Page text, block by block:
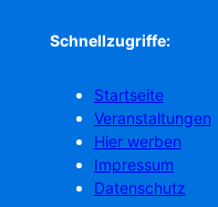
Schnellzugriffe:
Startseite
Veranstaltungen
Hier werben
Impressum
Datenschutz